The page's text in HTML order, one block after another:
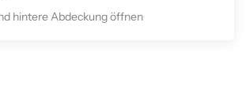
hintere Abdeckung öffnen